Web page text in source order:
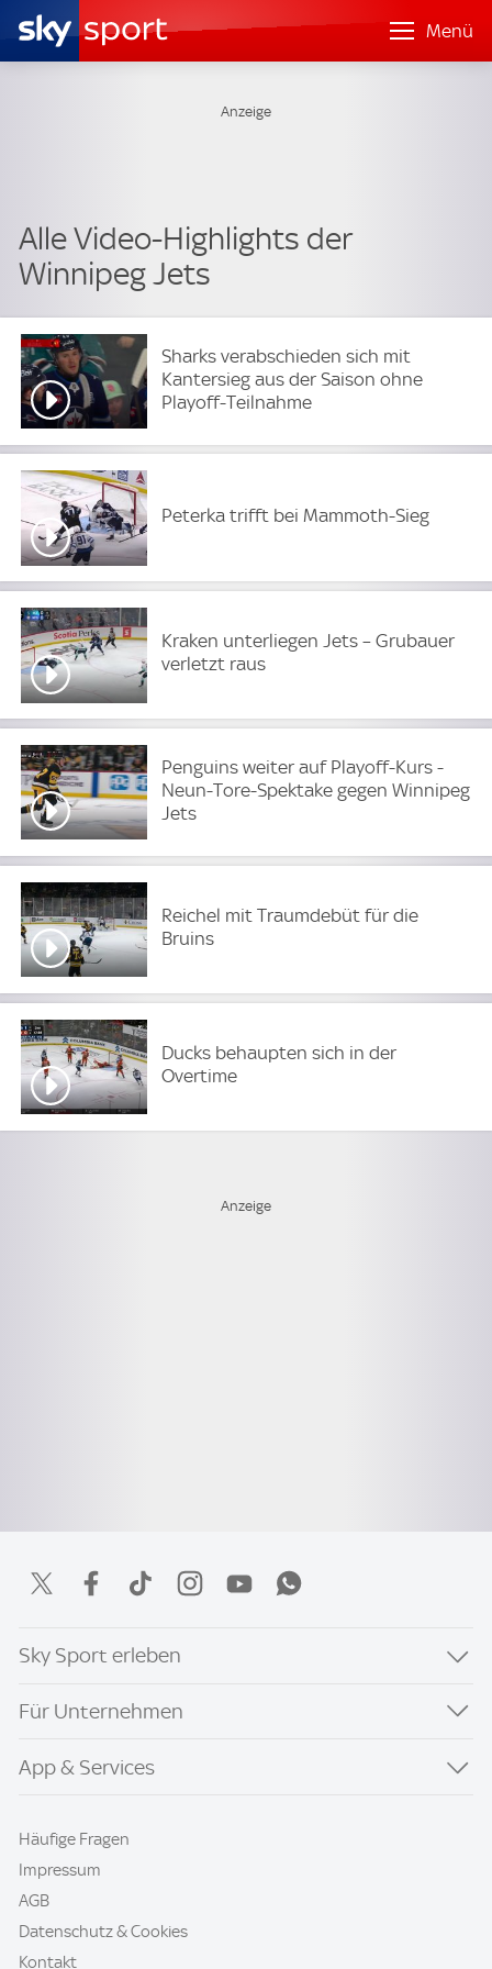
Menü
Alle Video-Highlights der
Winnipeg Jets
Sharks verabschieden sich mit
Kantersieg aus der Saison ohne
Playoff-Teilnahme
Peterka trifft bei Mammoth-Sieg
Kraken unterliegen Jets – Grubauer
verletzt raus
Penguins weiter auf Playoff-Kurs -
Neun-Tore-Spektake gegen Winnipeg
Jets
Reichel mit Traumdebüt für die
Bruins
Ducks behaupten sich in der
Overtime
Sky Sport erleben
Für Unternehmen
App & Services
Häufige Fragen
Impressum
AGB
Datenschutz & Cookies
Kontakt